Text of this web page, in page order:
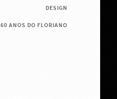
DESIGN
60 ANOS DO FLORIANO